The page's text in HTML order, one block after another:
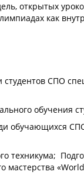
открытых
как
студентов СПО
обучения
обучающихся
техникума;
мастерства